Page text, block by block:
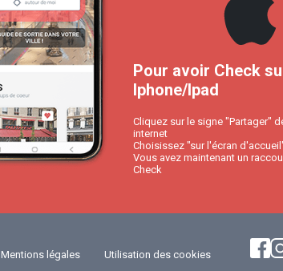
Pour avoir Check
Iphone/Ipad
Cliquez sur le signe "Partager"
internet
Choisissez "sur l'écran
Vous avez maintenant un
Check
Mentions légales Utilisation des cookies